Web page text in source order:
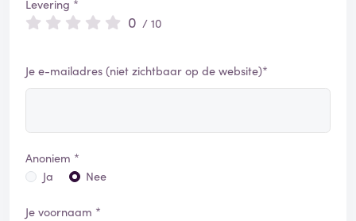
Levering *
0 / 10
Je e-mailadres (niet zichtbaar op de website)*
Anoniem *
Ja
Nee
Je voornaam *